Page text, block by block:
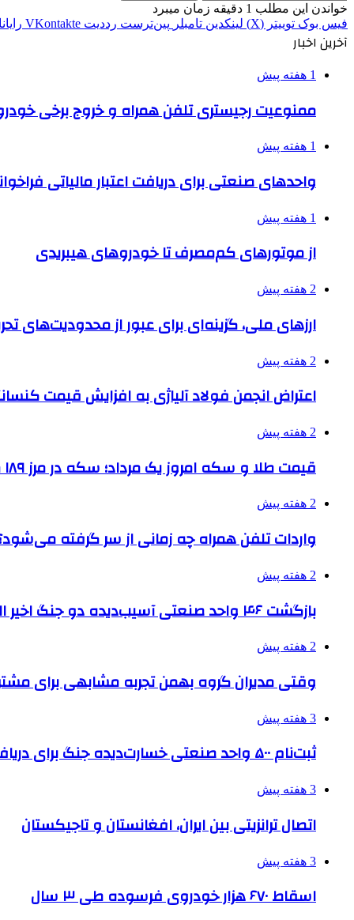
خواندن این مطلب 1 دقیقه زمان میبرد
فیس بوک توییتر (X) لینکدین ‫تامبلر ‫پین‌ترست ‫رددیت ‫VKontakte
آخرین اخبار
1 هفته پیش
ممنوعیت رجیستری تلفن همراه و خروج برخی
1 هفته پیش
واحدهای صنعتی برای دریافت اعتبار مالیاتی
1 هفته پیش
از موتورهای کم‌مصرف تا خودروهای هیبریدی
2 هفته پیش
ارزهای ملی، گزینه‌ای برای عبور از محدودیت‌های
2 هفته پیش
اعتراض انجمن فولاد آلیاژی به افزایش قیمت
2 هفته پیش
قیمت طلا و سکه امروز یک مرداد؛ سکه در مرز ۱۸۹ میلیون تومان
2 هفته پیش
واردات تلفن همراه چه زمانی از سر گرفته
2 هفته پیش
بازگشت ۴۶ واحد صنعتی آسیب‌دیده دو جنگ اخیر البرز به چرخه تولید
2 هفته پیش
وقتی مدیران گروه بهمن تجربه مشابهی برای
3 هفته پیش
ثبت‌نام ۵۰۰ واحد صنعتی خسارت‌دیده جنگ برای دریافت تسهیلات
3 هفته پیش
اتصال ترانزیتی بین ایران، افغانستان و تاجیکستان
3 هفته پیش
اسقاط ۶۷۰ هزار خودروی فرسوده طی ۳ سال